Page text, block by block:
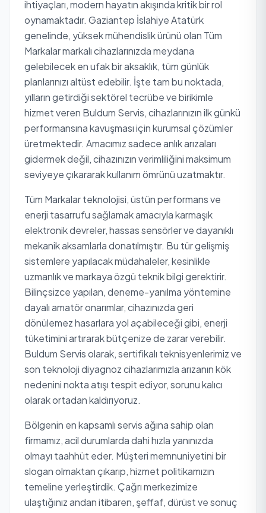
ihtiyaçları, modern hayatın akışında kritik bir rol
oynamaktadır. Gaziantep İslahiye Atatürk
genelinde, yüksek mühendislik ürünü olan Tüm
Markalar markalı cihazlarınızda meydana
gelebilecek en ufak bir aksaklık, tüm günlük
planlarınızı altüst edebilir. İşte tam bu noktada,
yılların getirdiği sektörel tecrübe ve birikimle
hizmet veren Buldum Servis, cihazlarınızın ilk günkü
performansına kavuşması için kurumsal çözümler
üretmektedir. Amacımız sadece anlık arızaları
gidermek değil, cihazınızın verimliliğini maksimum
seviyeye çıkararak kullanım ömrünü uzatmaktır.
Tüm Markalar teknolojisi, üstün performans ve
enerji tasarrufu sağlamak amacıyla karmaşık
elektronik devreler, hassas sensörler ve dayanıklı
mekanik aksamlarla donatılmıştır. Bu tür gelişmiş
sistemlere yapılacak müdahaleler, kesinlikle
uzmanlık ve markaya özgü teknik bilgi gerektirir.
Bilinçsizce yapılan, deneme-yanılma yöntemine
dayalı amatör onarımlar, cihazınızda geri
dönülemez hasarlara yol açabileceği gibi, enerji
tüketimini artırarak bütçenize de zarar verebilir.
Buldum Servis olarak, sertifikalı teknisyenlerimiz ve
son teknoloji diyagnoz cihazlarımızla arızanın kök
nedenini nokta atışı tespit ediyor, sorunu kalıcı
olarak ortadan kaldırıyoruz.
Bölgenin en kapsamlı servis ağına sahip olan
firmamız, acil durumlarda dahi hızla yanınızda
olmayı taahhüt eder. Müşteri memnuniyetini bir
slogan olmaktan çıkarıp, hizmet politikamızın
temeline yerleştirdik. Çağrı merkezimize
ulaştığınız andan itibaren, şeffaf, dürüst ve sonuç